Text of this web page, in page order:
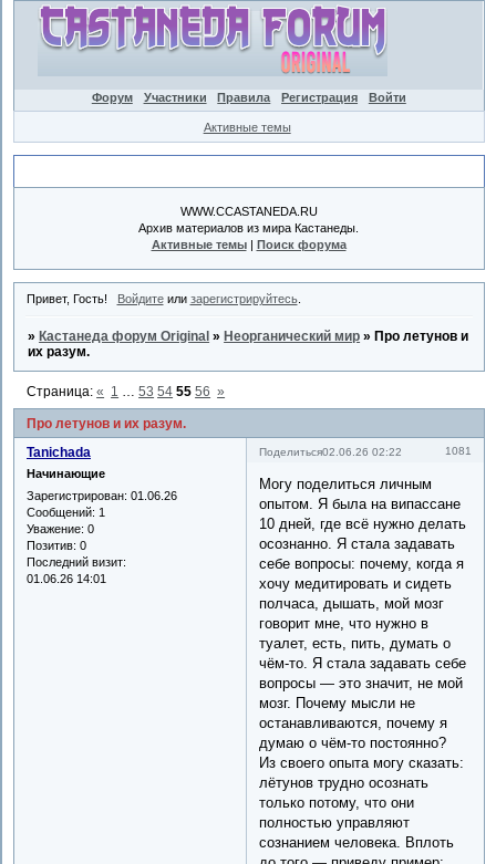
Форум Участники Правила Регистрация Войти
Активные темы
WWW.CCASTANEDA.RU
Архив материалов из мира Кастанеды.
Активные темы| Поиск форума
Привет, Гость! Войдитеили зарегистрируйтесь.
» Кастанеда форум Original » Неорганический мир » Про летунов и
их разум.
Про летунов и их разум.
Страница:« 1 53 54 55 56 »
Поделиться 1081
02.06.26 02:22
Tanichada
Начинающие
Зарегистрирован: 01.06.26
Сообщений: 1
Уважение: 0
Позитив: 0
Последний визит:
01.06.26 14:01
Могу поделиться личным
опытом. Я была на випассане
10 дней, где всё нужно делать
осознанно. Я стала задавать
себе вопросы: почему, когда я
хочу медитировать и сидеть
полчаса, дышать, мой мозг
говорит мне, что нужно в
туалет, есть, пить, думать о
чём-то. Я стала задавать себе
вопросы — это значит, не мой
мозг. Почему мысли не
останавливаются, почему я
думаю о чём-то постоянно?
Из своего опыта могу сказать:
лётунов трудно осознать
только потому, что они
полностью управляют
сознанием человека. Вплоть